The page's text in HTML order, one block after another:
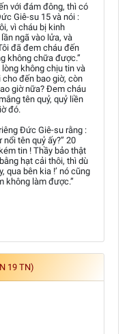
với đám đông, thì có
Giê-su 15 và nói :
vì cháu bị kinh
ngã vào lửa, và
đã đem cháu đến
không chữa được.”
không chịu tin và
đến bao giờ, còn
giờ nữa? Đem cháu
tên quỷ, quỷ liền
đó.
Đức Giê-su rằng :
tên quỷ ấy?” 20
tin ! Thầy bảo thật
hạt cải thôi, thì dù
qua bên kia !’ nó cũng
không làm được.”
19 TN)